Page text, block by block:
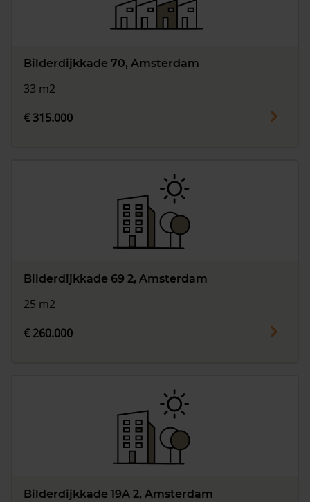
Bilderdijkkade 70, Amsterdam
33 m2
€ 315.000
Bilderdijkkade 69 2, Amsterdam
25 m2
€ 260.000
Bilderdijkkade 19A 2, Amsterdam